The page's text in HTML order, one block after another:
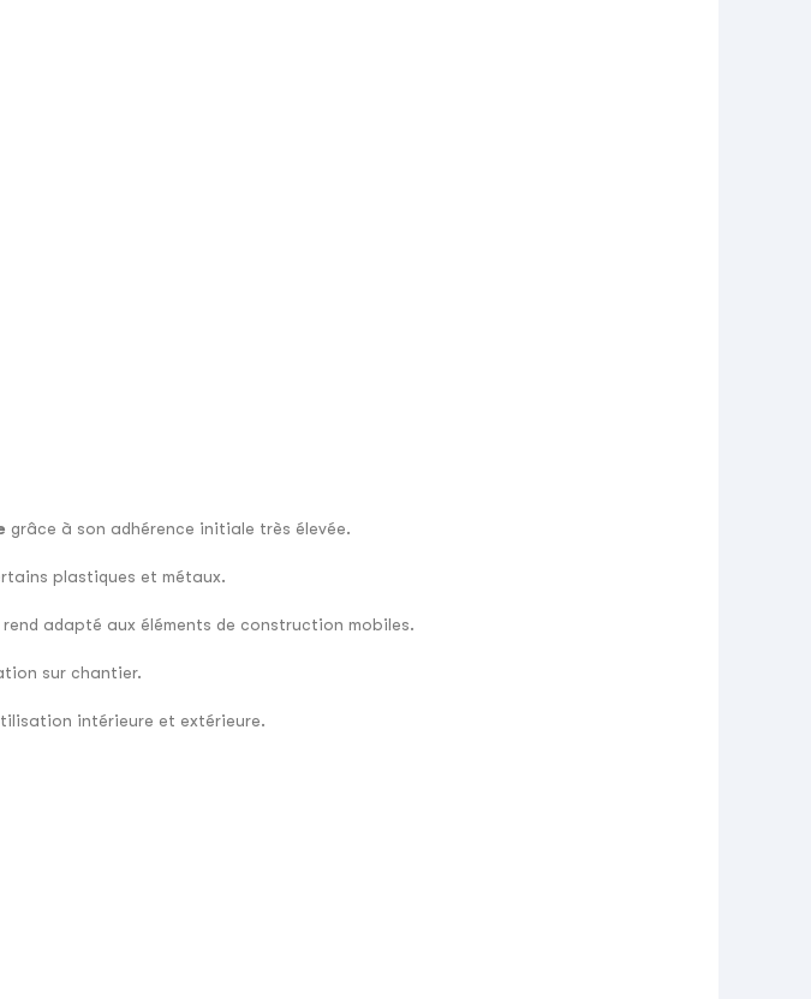
grâce à son adhérence initiale très élevée.
plastiques et métaux.
adapté aux éléments de construction mobiles.
sur chantier.
intérieure et extérieure.